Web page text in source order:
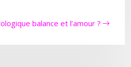
balance et l’amour ?